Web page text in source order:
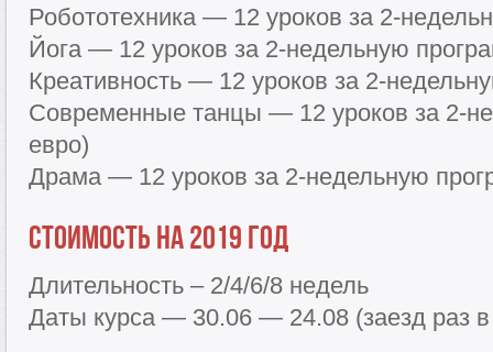
Робототехника — 12 уроков за 2-
Йога — 12 уроков за 2-недельную
Креативность — 12 уроков за 2-
Современные танцы — 12 уроков за 2-
евро)
Драма — 12 уроков за 2-недельную
Стоимость на 2019 год
Длительность – 2/4/6/8 недель
Даты курса — 30.06 — 24.08 (заезд раз